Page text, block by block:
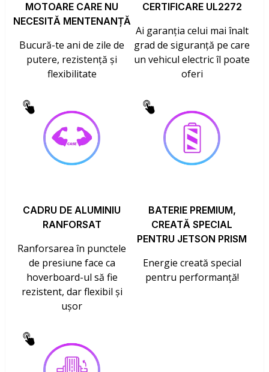
MOTOARE CARE NU
NECESITĂ MENTENANȚĂ
Bucură-te ani de zile de
putere, rezistență și
flexibilitate
CERTIFICARE UL2272
Ai garanția celui mai înalt
grad de siguranță pe care
un vehicul electric îl poate
oferi
CADRU DE ALUMINIU
RANFORSAT
Ranforsarea în punctele
de presiune face ca
hoverboard-ul să fie
rezistent, dar flexibil și
ușor
BATERIE PREMIUM,
CREATĂ SPECIAL
PENTRU JETSON PRISM
Energie creată special
pentru performanță!